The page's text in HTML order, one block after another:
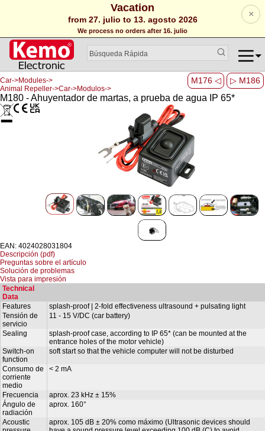
Vacation
from 27. julio to 13. agosto 2026
We process no orders after 16. julio
×
M176 ◁ ▷ M186
Car->Modules->
Animal Repeller->Car->Modulos->
M180 - Ahuyentador de martas, a prueba de agua IP 65*
EAN: 4024028031804
Descripción (pdf)
Preguntas sobre el artículo
Solución de problemas
Vista para impresión
Technical
Data
Features
splash-proof | 2-fold effectiveness ultrasound + pulsating light
Tensión de
servicio
11 - 15 V/DC (car battery)
Sealing
splash-proof case, according to IP 65* (can be mounted at the
entrance holes of the motor vehicle)
Switch-on
function
soft start so that the vehicle computer will not be disturbed
Consumo de
corriente
medio
< 2 mA
Frecuencia
aprox. 23 kHz ± 15%
Ángulo de
radiación
aprox. 160°
Acoustic
aprox. 105 dB ± 20% como máximo (Ultrasonic devices should